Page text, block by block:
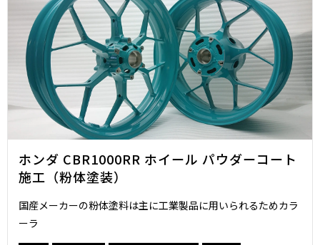
ホンダ CBR1000RR ホイール パウダーコート
施工（粉体塗装）
国産メーカーの粉体塗料は主に工業製品に用いられるためカラ
ーラ